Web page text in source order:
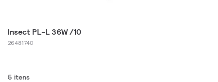
Insect PL-L 36W /10
26481740
5 itens